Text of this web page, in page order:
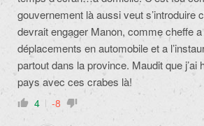
gouvernement là aussi veut s’introduire
devrait engager Manon, comme cheffe
déplacements en automobile et a
partout dans la province. Maudit que j’ai
pays avec ces crabes là!
4 -8